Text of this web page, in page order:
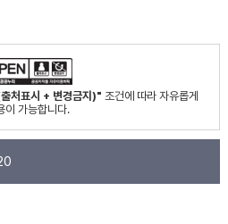
처표시 + 변경금지)" 조건에 따라 자유롭게
이 가능합니다.